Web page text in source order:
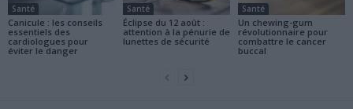
Santé
Canicule : les conseils
essentiels des
cardiologues pour
éviter le danger
Santé
Éclipse du 12 août :
attention à la pénurie de
lunettes de sécurité
Santé
Un chewing-gum
révolutionnaire pour
combattre le cancer
buccal